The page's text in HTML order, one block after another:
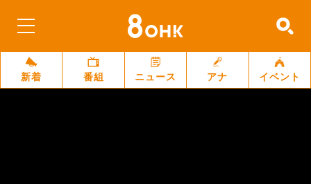
新着 番組 ニュース アナ イベント